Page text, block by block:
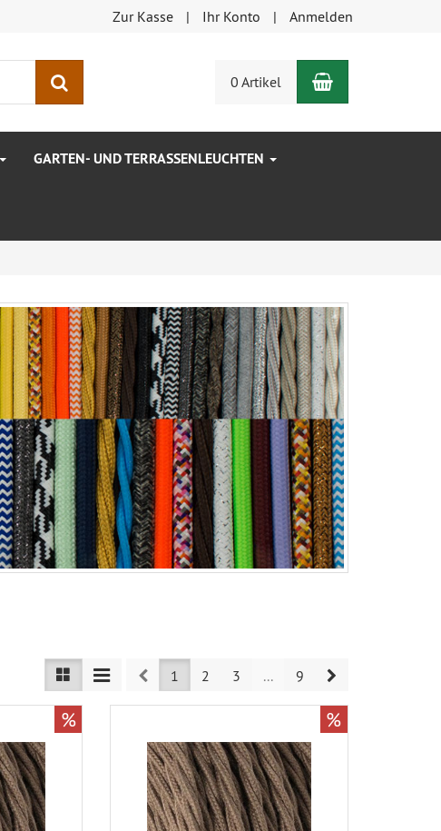
Zur Kasse Ihr Konto Anmelden
0 Artikel Warenkorb
GARTEN- UND TERRASSENLEUCHTEN
Prev1 2 3 ... 9 Next
% %